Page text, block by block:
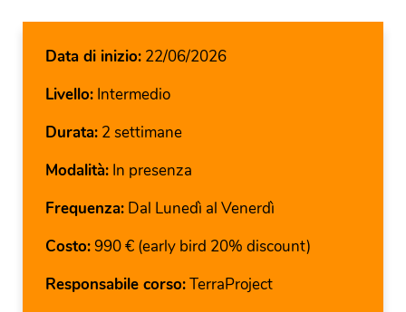
Data di inizio: 22/06/2026
Livello: Intermedio
Durata: 2 settimane
Modalità: In presenza
Frequenza: Dal Lunedì al Venerdì
Costo:990 € (early bird 20% discount)
Responsabile corso:TerraProject